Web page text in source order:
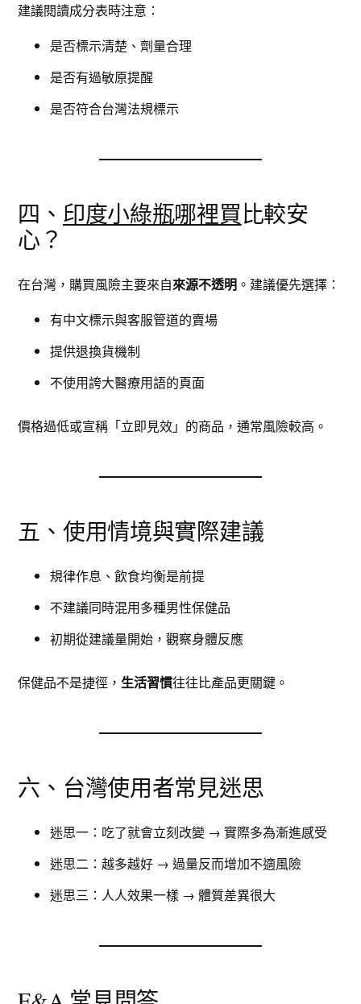
建議閱讀成分表時注意：
是否標示清楚、劑量合理
是否有過敏原提醒
是否符合台灣法規標示
四、 印度小綠瓶哪裡買比較安
心？
在台灣，購買風險主要來自來源不透明 。建議優先選擇：
有中文標示與客服管道的賣場
提供退換貨機制
不使用誇大醫療用語的頁面
價格過低或宣稱「立即見效」的商品，通常風險較高。
五、使用情境與實際建議
規律作息、飲食均衡是前提
不建議同時混用多種男性保健品
初期從建議量開始，觀察身體反應
保健品不是捷徑，生活習慣往往比產品更關鍵。
六、台灣使用者常見迷思
迷思一：吃了就會立刻改變 → 實際多為漸進感受
迷思二：越多越好 → 過量反而增加不適風險
迷思三：人人效果一樣 → 體質差異很大